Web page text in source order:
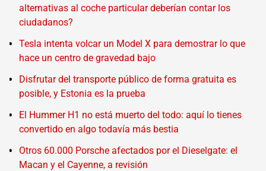
alternativas al coche particular deberían contar los
ciudadanos?
Tesla intenta volcar un Model X para demostrar lo que
hace un centro de gravedad bajo
Disfrutar del transporte público de forma gratuita es
posible, y Estonia es la prueba
El Hummer H1 no está muerto del todo: aquí lo tienes
convertido en algo todavía más bestia
Otros 60.000 Porsche afectados por el Dieselgate: el
Macan y el Cayenne, a revisión